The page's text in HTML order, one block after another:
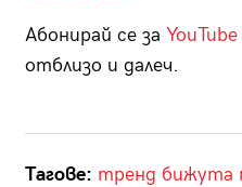
Абонирай се за
отблизо и далеч.
Тагове: тренд бижута